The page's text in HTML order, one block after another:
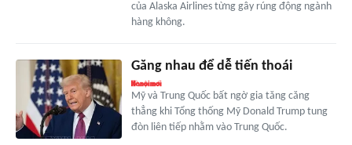
của Alaska Airlines từng gây rúng động ngành
hàng không.
Găng nhau để dễ tiến thoái
Mỹ và Trung Quốc bất ngờ gia tăng căng
thẳng khi Tổng thống Mỹ Donald Trump tung
đòn liên tiếp nhằm vào Trung Quốc.